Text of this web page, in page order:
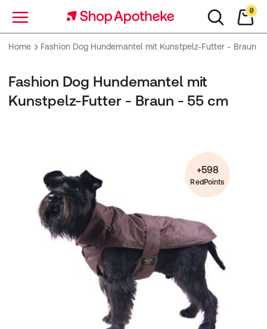
Menü
0
Home Fashion Dog Hundemantel mit Kunstpelz-Futter - Braun -
Fashion Dog Hundemantel mit
Kunstpelz-Futter - Braun - 55 cm
+598
RedPoints